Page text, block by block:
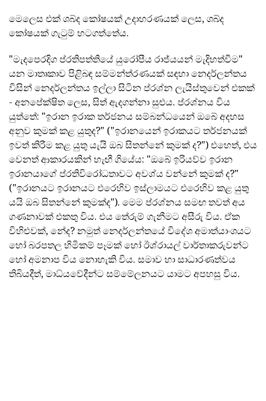
මෙලෙස එක් ශබ්ද කෝෂයක් උදාහරණයක් ලෙස, ශබ්ද
කෝෂයක් ගැටුම් හටගත්තේය.
"මැදපෙරදිග ප්රතිපත්තියේ යුරෝපීය රාජ්යයන් මැදිහත්වීම"
යන මාතෘකාව පිළිබඳ සම්මන්ත්රණයක් සඳහා නෙදර්ලන්තය
විසින් නෙදර්ලන්තය ඉල්ලා සිටින ප්රශ්න ලැයිස්තුවෙන් එකක්
- අනපේක්ෂිත ලෙස, සිත් ඇදගන්නා සුළුය. ප්රශ්නය විය
යුත්තේ: "ඉරාන ඉරාක තර්ජනය සම්බන්ධයෙන් ඔබේ අදහස
අනුව කුමක් කළ යුතුද?" ("ඉරානයෙන් ඉරාකයට තර්ජනයක්
ඉවත් කිරීම කළ යුතු යැයි ඔබ සිතන්නේ කුමක් ද?") එහෙත්, එය
වෙනත් ආකාරයකින් හැඟී ගියේය: "ඔබේ ඉරියව්ව ඉරාන
ඉරානයාගේ ප්රතිවිරෝධතාවට අවශ්ය වන්නේ කුමක් ද?"
("ඉරානයට ඉරානයට එරෙහිව ඉස්ලාමයට එරෙහිව කළ යුතු
යයි ඔබ සිතන්නේ කුමක්ද"). මෙම ප්රශ්නය සමඟ තවත් අය
ගණනාවක් එකතු විය. එය තේරුම් ගැනීමට අසීරු විය. ඒක
විහිළුවක්, නේද? නමුත් නෙදර්ලන්තයේ විදේශ අමාත්යාංශයට
හෝ බරපතල හිමිකම් පෑමක් හෝ ඊශ්රායල් වාර්තාකරුවන්ට
හෝ අමනාප විය නොහැකි විය. සමාව හා සාධාරණත්වය
තිබියදීත්, මාධ්යවේදීන්ට සම්මේලනයට යාමට අපහසු විය.